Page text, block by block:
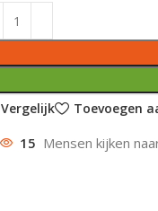
Vergelijk Toevoegen
15 Mensen kijken